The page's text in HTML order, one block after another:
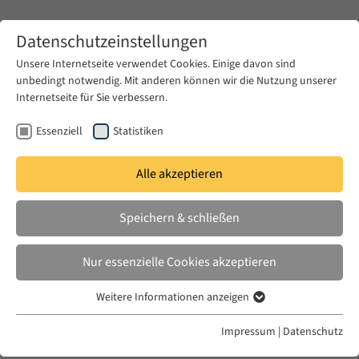
Zum Hauptinhalt springen
MI. 14 NOV. 2018
The Worker Leaves the Archive:
Documents, Material and
Commentary, but NO Film
Datenschutzeinstellungen
Unsere Internetseite verwendet Cookies. Einige davon sind
unbedingt notwendig. Mit anderen können wir die Nutzung unserer
Internetseite für Sie verbessern.
Essenziell Statistiken
Alle akzeptieren
Speichern & schließen
Nur essenzielle Cookies akzeptieren
Essenzielle Cookies werden für grundlegende Funktionen der
Weitere Informationen anzeigen
Impressum | Datenschutz